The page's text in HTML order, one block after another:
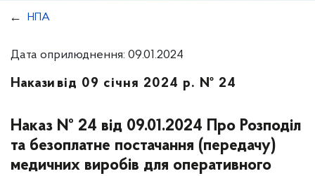
НПА
Дата оприлюднення: 09.01.2024
Накази від 09 січня 2024 р. № 24
Наказ № 24 від 09.01.2024 Про Розподіл
та безоплатне постачання (передачу)
медичних виробів для оперативного